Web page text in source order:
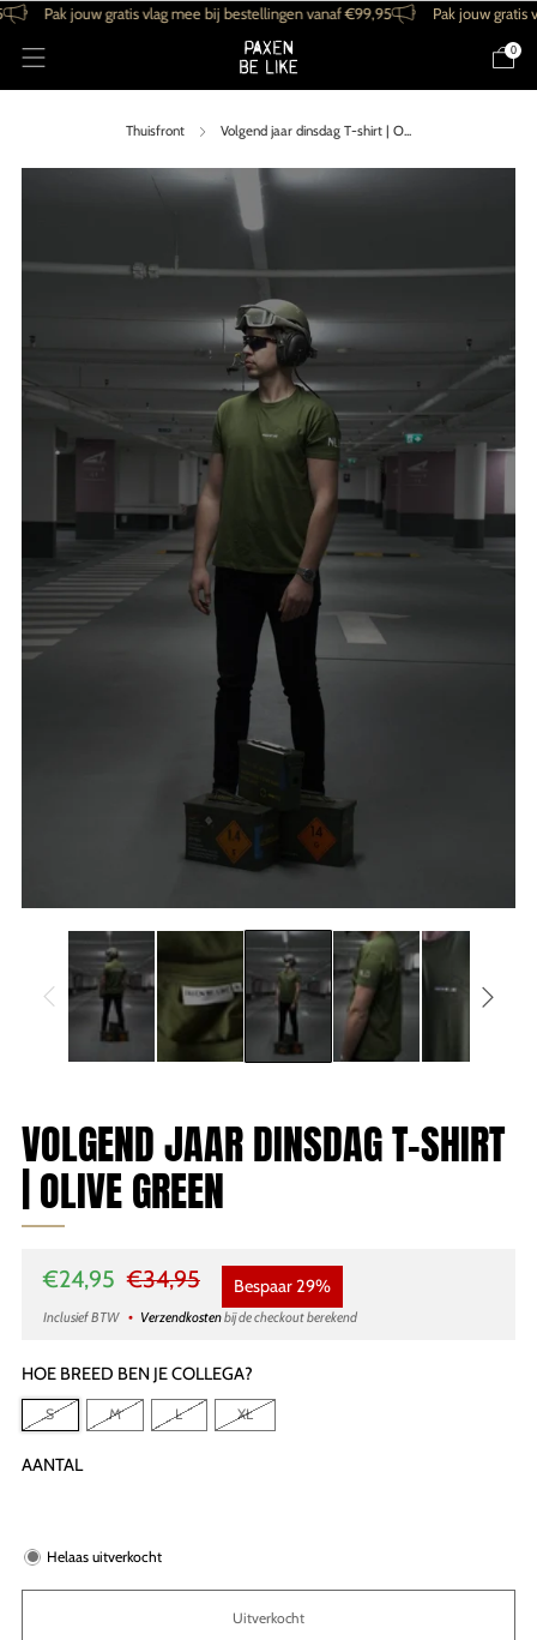
Pak jouw gratis vlag mee bij bestellingen vanaf €99,95 Pak jouw gratis vlag
0
Thuisfront Volgend jaar dinsdag T-shirt | O...
VOLGEND JAAR DINSDAG T-SHIRT
| OLIVE GREEN
Normale
prijs
€24,95 Sale
price
€34,95 Bespaar 29%
Inclusief BTW Verzendkostenbij de checkout berekend
HOE BREED BEN JE COLLEGA?
S M L XL
AANTAL
Helaas uitverkocht
Uitverkocht